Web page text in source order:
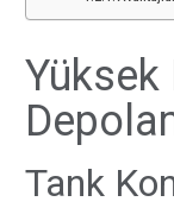
Yüksek
Tank